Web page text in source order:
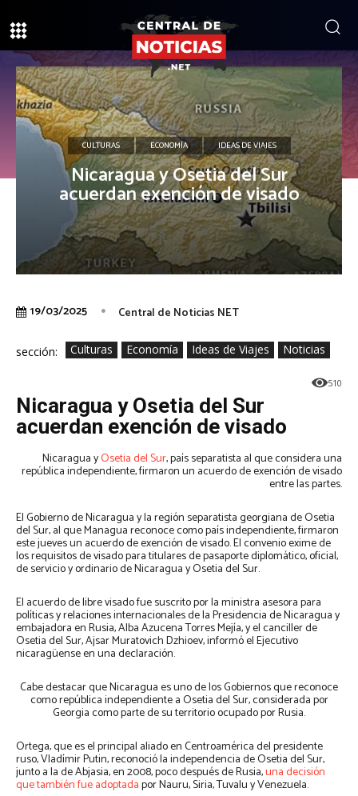
CULTURAS ECONOMÍA IDEAS DE VIAJES
Nicaragua y Osetia del Sur
acuerdan exención de visado
19/03/2025 Central de Noticias NET
sección: Culturas Economía Ideas de Viajes Noticias
510
Nicaragua y Osetia del Sur
acuerdan exención de visado
Nicaragua yOsetia del Sur, país separatista al que considera una
república independiente, firmaron un acuerdo de exención de visado
entre las partes.
El Gobierno de Nicaragua y la región separatista georgiana de Osetia
del Sur, al que Managua reconoce como país independiente, firmaron
este jueves un acuerdo de exención de visado. El convenio exime de
los requisitos de visado para titulares de pasaporte diplomático, oficial,
de servicio y ordinario de Nicaragua y Osetia del Sur.
El acuerdo de libre visado fue suscrito por la ministra asesora para
políticas y relaciones internacionales de la Presidencia de Nicaragua y
embajadora en Rusia, Alba Azucena Torres Mejía, y el canciller de
Osetia del Sur, Ajsar Muratovich Dzhioev, informó el Ejecutivo
nicaragüense en una declaración.
Cabe destacar que Nicaragua es uno de los Gobiernos que reconoce
como república independiente a Osetia del Sur, considerada por
Georgia como parte de su territorio ocupado por Rusia.
Ortega, que es el principal aliado en Centroamérica del presidente
ruso, Vladímir Putin, reconoció la independencia de Osetia del Sur,
junto a la de Abjasia, en 2008, poco después de Rusia,una decisión
que también fue adoptadapor Nauru, Siria, Tuvalu y Venezuela.